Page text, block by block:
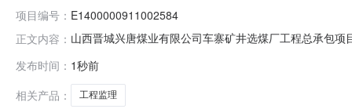
项目编号： E1400000911002584
正文内容： 山西晋城兴唐煤业有限公司车寨矿井选煤厂工程总承包
〔2018〕19号项目审批单位：国家能源局项目建立时间
发布时间： 1秒前
相关产品：
工程监理